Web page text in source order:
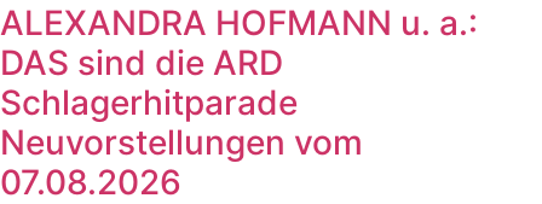
ALEXANDRA HOFMANN u. a.:
DAS sind die ARD
Schlagerhitparade
Neuvorstellungen vom
07.08.2026